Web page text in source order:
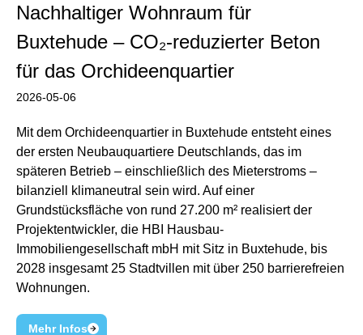
Nachhaltiger Wohnraum für
Buxtehude – CO₂-reduzierter Beton
für das Orchideenquartier
2026-05-06
Mit dem Orchideenquartier in Buxtehude entsteht eines
der ersten Neubauquartiere Deutschlands, das im
späteren Betrieb – einschließlich des Mieterstroms –
bilanziell klimaneutral sein wird. Auf einer
Grundstücksfläche von rund 27.200 m² realisiert der
Projektentwickler, die HBI Hausbau-
Immobiliengesellschaft mbH mit Sitz in Buxtehude, bis
2028 insgesamt 25 Stadtvillen mit über 250 barrierefreien
Wohnungen.
Mehr Infos